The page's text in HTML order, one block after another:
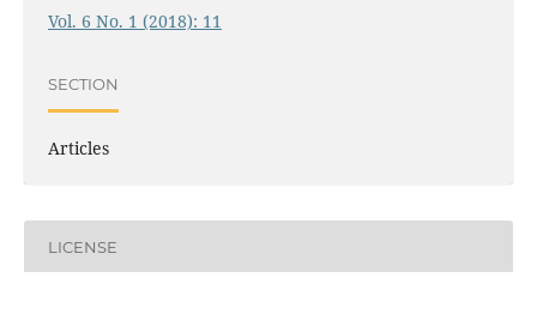
Vol. 6 No. 1 (2018): 11
SECTION
Articles
LICENSE